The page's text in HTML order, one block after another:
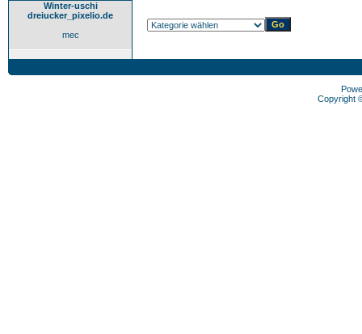
Winter-uschi
dreiucker_pixelio.de
mec
Copyright